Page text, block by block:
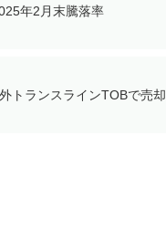
年2月末騰落率
トランスラインTOBで売却